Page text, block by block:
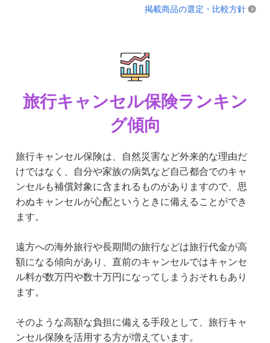
掲載商品の選定・比較方針
旅行キャンセル保険ランキン
グ傾向
旅行キャンセル保険は、自然災害など外来的な理由だ
けではなく、自分や家族の病気など自己都合でのキャ
ンセルも補償対象に含まれるものがありますので、思
わぬキャンセルが心配というときに備えることができ
ます。
遠方への海外旅行や長期間の旅行などは旅行代金が高
額になる傾向があり、直前のキャンセルではキャンセ
ル料が数万円や数十万円になってしまうおそれもあり
ます。
そのような高額な負担に備える手段として、旅行キャ
ンセル保険を活用する方が増えています。